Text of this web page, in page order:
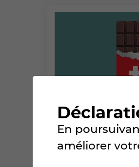
MERCREDI
En
améliorer